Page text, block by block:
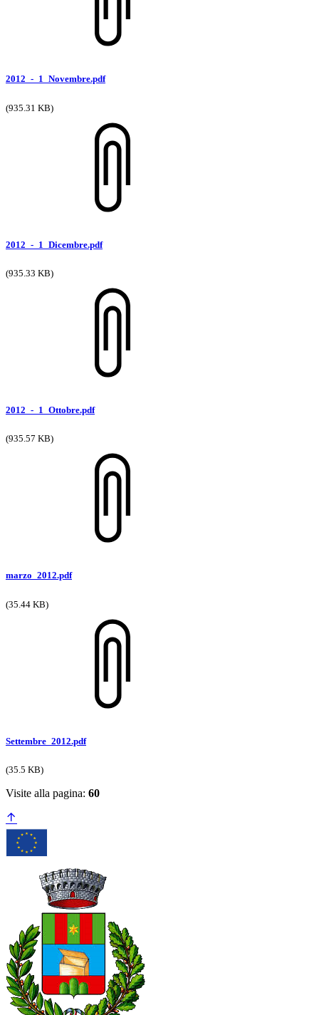
2012_-_1_Novembre.pdf
(935.31 KB)
2012_-_1_Dicembre.pdf
(935.33 KB)
2012_-_1_Ottobre.pdf
(935.57 KB)
marzo_2012.pdf
(35.44 KB)
Settembre_2012.pdf
(35.5 KB)
Visite alla pagina: 60